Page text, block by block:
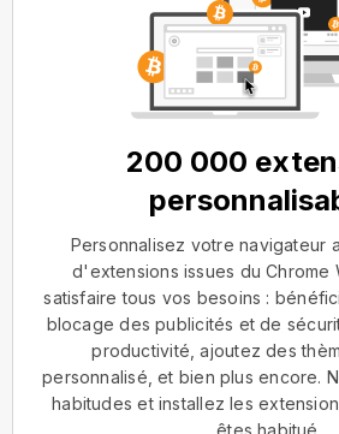
200 000
Personnalisez votre navigateur
d'extensions issues du Chrome
satisfaire tous vos besoins :
blocage des publicités et de
productivité, ajoutez des
personnalisé, et bien plus encore.
habitudes et installez les
êtes habitué.